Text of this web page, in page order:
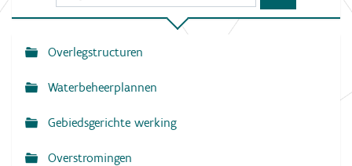
N
a
i
g
Overlegstructuren
Waterbeheerplannen
Gebiedsgerichte werking
Overstromingen